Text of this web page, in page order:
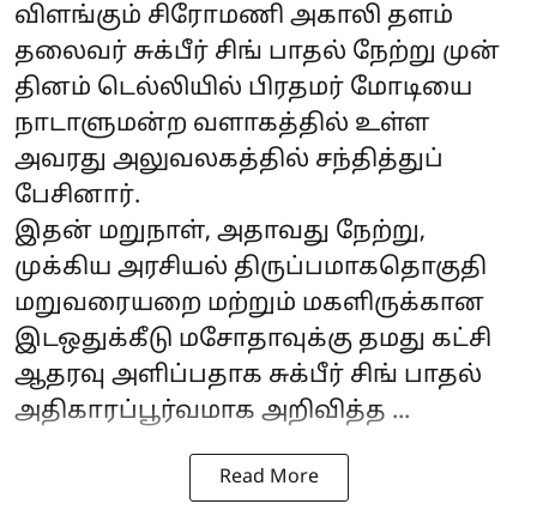
விளங்கும் சிரோமணி அகாலி தளம்
தலைவர் சுக்பீர் சிங் பாதல் நேற்று முன்
தினம் டெல்லியில் பிரதமர் மோடியை
நாடாளுமன்ற வளாகத்தில் உள்ள
அவரது அலுவலகத்தில் சந்தித்துப்
பேசினார்.
இதன் மறுநாள், அதாவது நேற்று,
முக்கிய அரசியல் திருப்பமாகதொகுதி
மறுவரையறை மற்றும் மகளிருக்கான
இடஒதுக்கீடு மசோதாவுக்கு தமது கட்சி
ஆதரவு அளிப்பதாக சுக்பீர் சிங் பாதல்
அதிகாரப்பூர்வமாக அறிவித்த ...
Read More